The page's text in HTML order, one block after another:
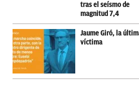
tras el seísmo de
magnitud 7,4
Jaume Giró, la
víctima